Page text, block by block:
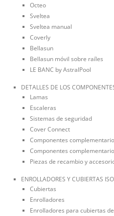
Octeo
Sveltea
Sveltea manual
Coverly
Bellasun
Bellasun móvil sobre raíles
LE BANC by AstralPool
DETALLES DE LOS
Lamas
Escaleras
Sistemas de seguridad
Cover Connect
Componentes
Componentes
Piezas de recambio y
ENROLLADORES Y CUBIERTAS
Cubiertas
Enrolladores
Enrolladores para cubiertas